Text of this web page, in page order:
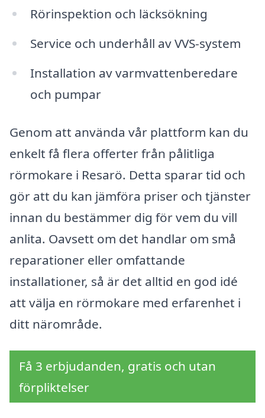
Rörinspektion och läcksökning
Service och underhåll av VVS-system
Installation av varmvattenberedare
och pumpar
Genom att använda vår plattform kan du
enkelt få flera offerter från pålitliga
rörmokare i Resarö. Detta sparar tid och
gör att du kan jämföra priser och tjänster
innan du bestämmer dig för vem du vill
anlita. Oavsett om det handlar om små
reparationer eller omfattande
installationer, så är det alltid en god idé
att välja en rörmokare med erfarenhet i
ditt närområde.
Få 3 erbjudanden, gratis och utan
förpliktelser